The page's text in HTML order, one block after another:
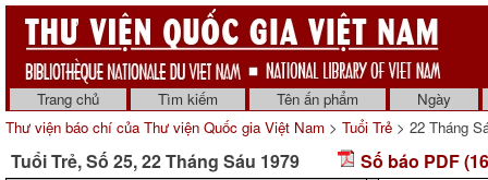
Trang chủ Tìm kiếm Tên ấn phẩm
Ngày
Thư viện báo chí của Thư viện Quốc gia Việt Nam > Tuổi Trẻ > 22 Tháng
Tuổi Trẻ, Số 25, 22 Tháng Sáu 1979 Số báo PDF